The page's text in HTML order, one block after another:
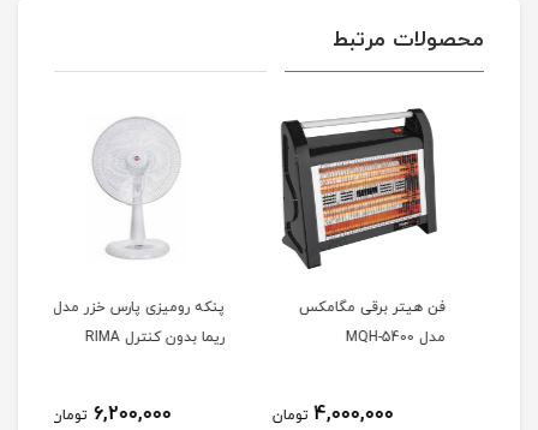
محصولات مرتبط
فن هیتر برقی مگامکس
مدل MQH-5400
4,000,000 تومان
پنکه رومیزی پارس خزر مدل
ریما بدون کنترل RIMA
6,200,000 تومان